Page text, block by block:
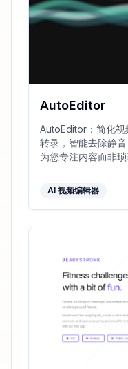
AutoEditor
AutoEditor：简化视
转录，智能去除静
为您专注内容而非琐
AI 视频编辑器